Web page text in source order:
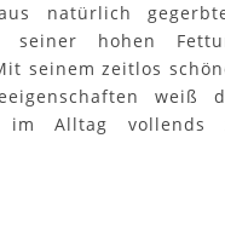
natürlich
hohen
seinem zeitlos
weiß
im Alltag vollends